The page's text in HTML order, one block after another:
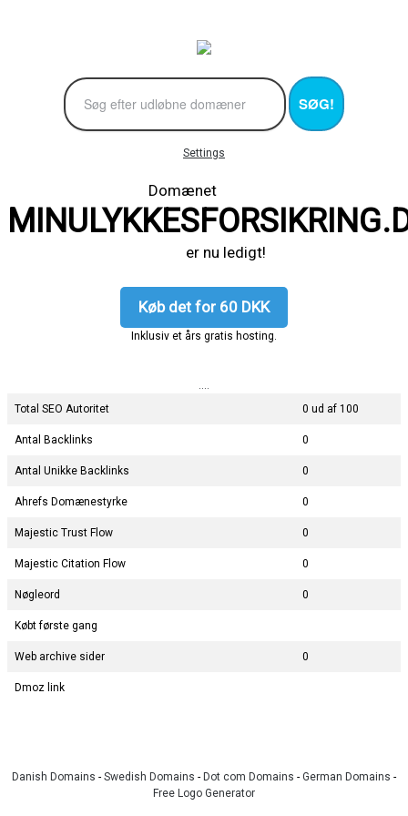
SØG!
Settings
Domænet
er nu ledigt!
Køb det for 60 DKK
Inklusiv et års gratis hosting.
Total SEO Autoritet
0 ud af 100
Antal Backlinks 0
Antal Unikke Backlinks 0
Ahrefs Domænestyrke 0
Majestic Trust Flow 0
Majestic Citation Flow 0
Nøgleord 0
Købt første gang
Web archive sider 0
Dmoz link
Danish Domains - Swedish Domains - Dot com Domains - German Domains -
Free Logo Generator